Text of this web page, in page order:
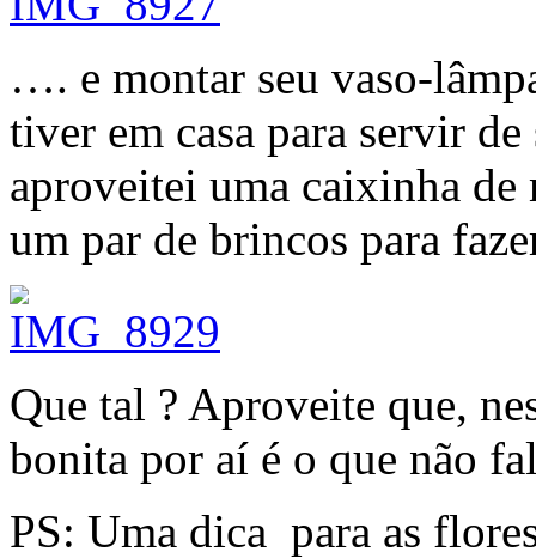
…. e montar seu vaso-
tiver em casa para servir
aproveitei uma caixinha de
um par de brincos para
Que tal ? Aproveite que,
bonita por aí é o que não
PS: Uma dica para as